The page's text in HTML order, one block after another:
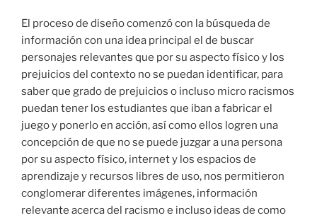
El proceso de diseño comenzó con la búsqueda de
información con una idea principal el de buscar
personajes relevantes que por su aspecto físico y los
prejuicios del contexto no se puedan identificar, para
saber que grado de prejuicios o incluso micro racismos
puedan tener los estudiantes que iban a fabricar el
juego y ponerlo en acción, así como ellos logren una
concepción de que no se puede juzgar a una persona
por su aspecto físico, internet y los espacios de
aprendizaje y recursos libres de uso, nos permitieron
conglomerar diferentes imágenes, información
relevante acerca del racismo e incluso ideas de como